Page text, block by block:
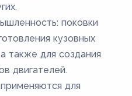
поковки
кузовных
также для создания
двигателей.
для